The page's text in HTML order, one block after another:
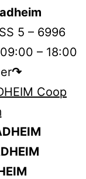
5 – 6996
– 18:00
↷